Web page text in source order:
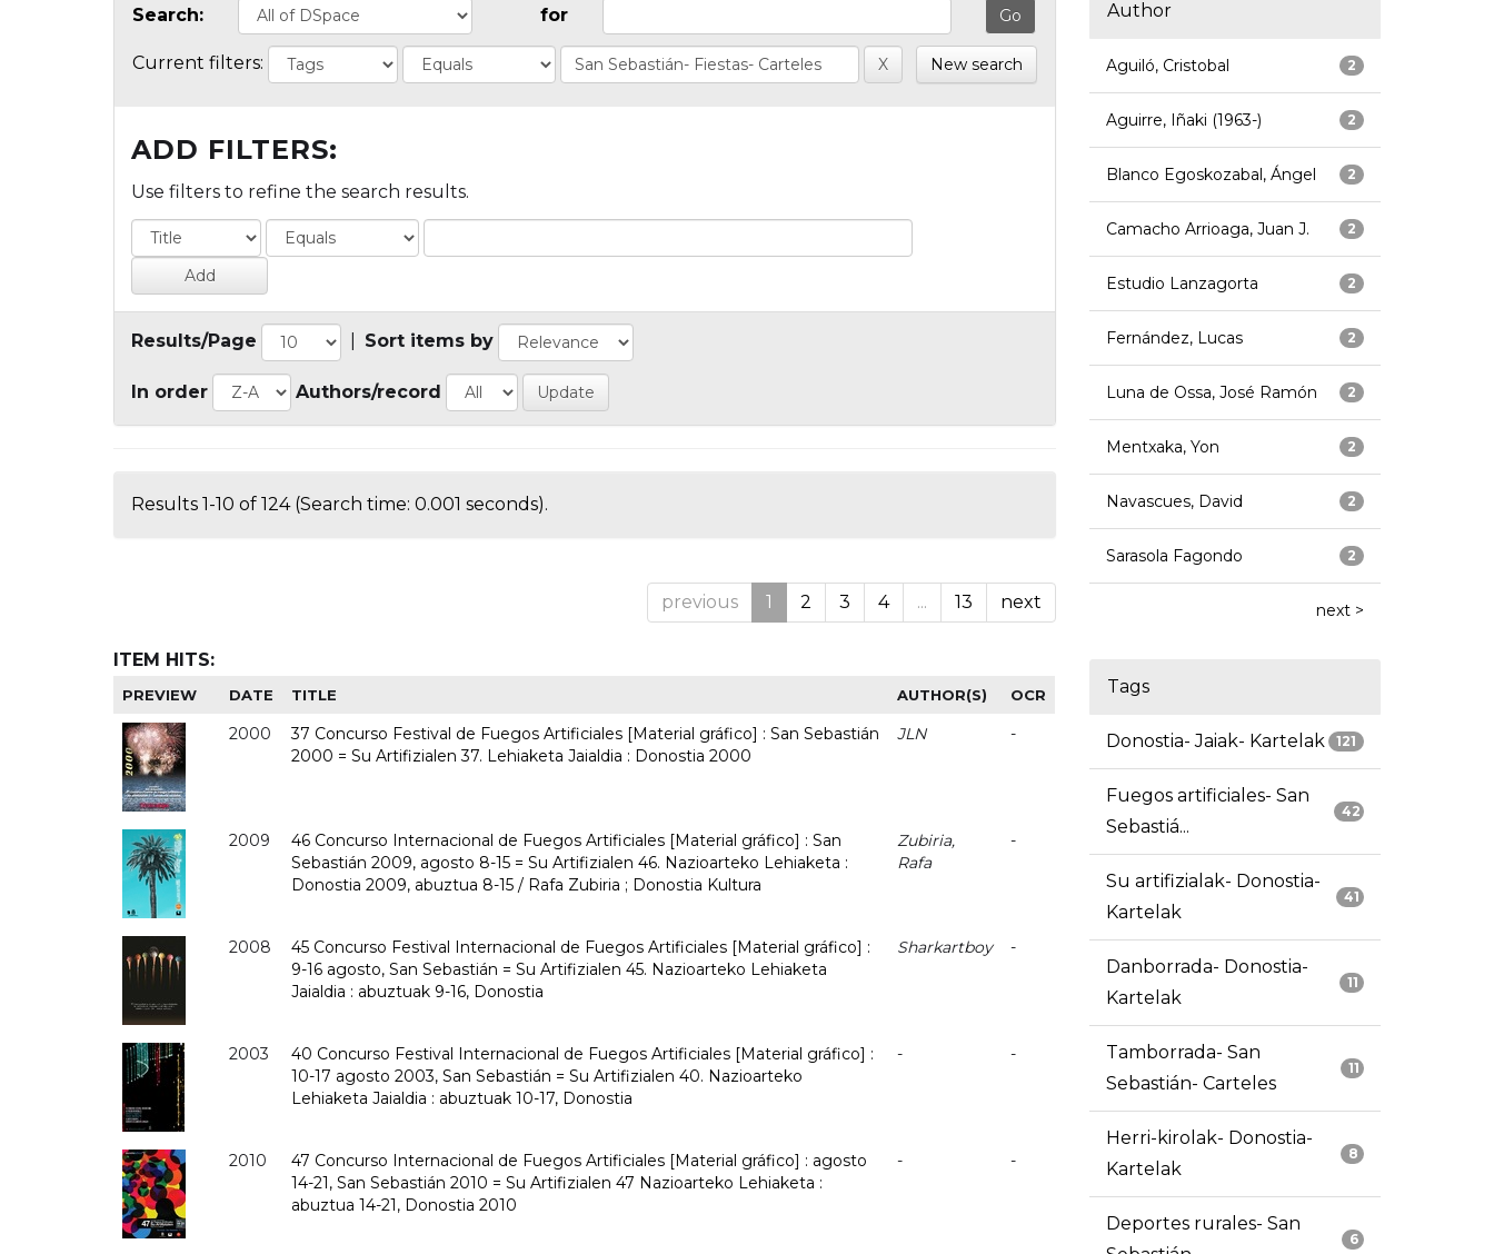
Search: for
Current filters: New search
ADD FILTERS:
Use filters to refine the search results.
Results/Page Sort items by
In order Authors/record
Results 1-10 of 124 (Search time: 0.001 seconds).
previous 1 2 3 4 ... 13 next
ITEM HITS:
PREVIEW DATE TITLE AUTHOR(S) OCR
2000
37 Concurso Festival de Fuegos Artificiales [Material gráfico] : San Sebastián
2000 = Su Artifizialen 37. Lehiaketa Jaialdia : Donostia 2000
JLN -
2009
46 Concurso Internacional de Fuegos Artificiales [Material gráfico] : San
Sebastián 2009, agosto 8-15 = Su Artifizialen 46. Nazioarteko Lehiaketa :
Donostia 2009, abuztua 8-15 / Rafa Zubiria ; Donostia Kultura
Zubiria,
Rafa
-
2008
45 Concurso Festival Internacional de Fuegos Artificiales [Material gráfico] :
9-16 agosto, San Sebastián = Su Artifizialen 45. Nazioarteko Lehiaketa
Jaialdia : abuztuak 9-16, Donostia
Sharkartboy -
2003
40 Concurso Festival Internacional de Fuegos Artificiales [Material gráfico] :
10-17 agosto 2003, San Sebastián = Su Artifizialen 40. Nazioarteko
Lehiaketa Jaialdia : abuztuak 10-17, Donostia
- -
2010
47 Concurso Internacional de Fuegos Artificiales [Material gráfico] : agosto
14-21, San Sebastián 2010 = Su Artifizialen 47 Nazioarteko Lehiaketa :
abuztua 14-21, Donostia 2010
- -
Author
2
Aguiló, Cristobal
2
Aguirre, Iñaki (1963-)
2
Blanco Egoskozabal, Ángel
2
Camacho Arrioaga, Juan J.
2
Estudio Lanzagorta
2
Fernández, Lucas
2
Luna de Ossa, José Ramón
2
Mentxaka, Yon
2
Navascues, David
2
Sarasola Fagondo
next >
Tags
121
Donostia- Jaiak- Kartelak
42
Fuegos artificiales- San
Sebastiá...
41
Su artifizialak- Donostia-
Kartelak
11
Danborrada- Donostia-
Kartelak
11
Tamborrada- San
Sebastián- Carteles
8
Herri-kirolak- Donostia-
Kartelak
6
Deportes rurales- San